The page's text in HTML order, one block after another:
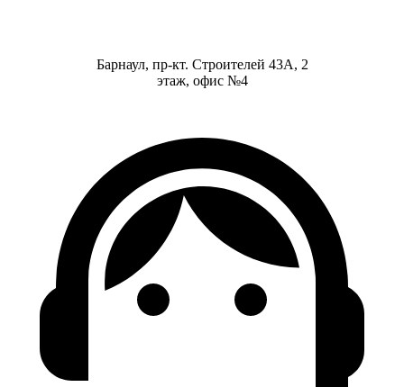
Барнаул, пр-кт. Строителей 43А, 2
этаж, офис №4